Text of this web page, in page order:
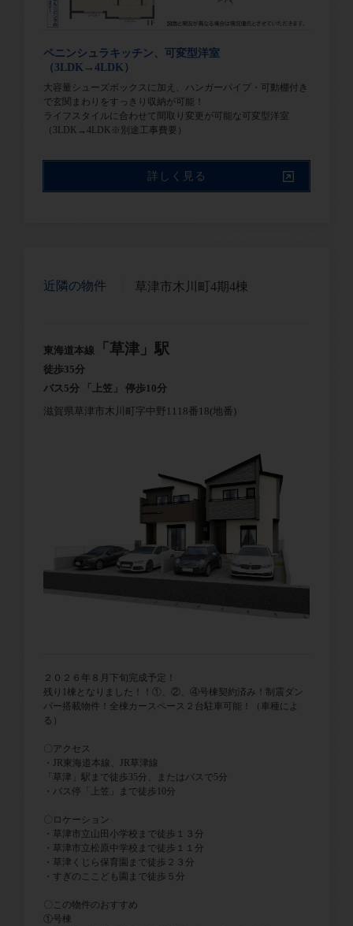
ペニンシュラキッチン、可変型洋室
（3LDK→4LDK）
大容量シューズボックスに加え、ハンガーパイプ・可動棚付き
で玄関まわりをすっきり収納が可能！
ライフスタイルに合わせて間取り変更が可能な可変型洋室
（3LDK→4LDK※別途工事費要）
詳しく見る
近隣の物件 草津市木川町4期4棟
東海道本線 「草津」駅
徒歩35分
バス5分 「上笠」 停歩10分
滋賀県草津市木川町字中野1118番18(地番)
２０２６年８月下旬完成予定！
残り1棟となりました！！①、②、④号棟契約済み！制震ダン
パー搭載物件！全棟カースペース２台駐車可能！（車種によ
る）
〇アクセス
・JR東海道本線、JR草津線
「草津」駅まで徒歩35分、またはバスで5分
・バス停「上笠」まで徒歩10分
〇ロケーション
・草津市立山田小学校まで徒歩１３分
・草津市立松原中学校まで徒歩１１分
・草津くじら保育園まで徒歩２３分
・すぎのここども園まで徒歩５分
〇この物件のおすすめ
①号棟